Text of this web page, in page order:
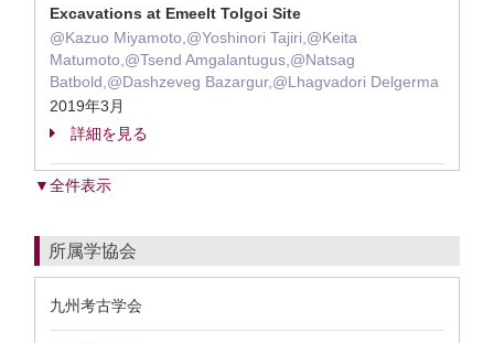
Excavations at Emeelt Tolgoi Site
@Kazuo Miyamoto,@Yoshinori Tajiri,@Keita
Matumoto,@Tsend Amgalantugus,@Natsag
Batbold,@Dashzeveg Bazargur,@Lhagvadori Delgerma
2019年3月
詳細を見る
▼全件表示
所属学協会
九州考古学会